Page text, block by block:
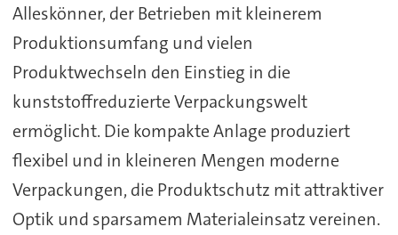
Alleskönner, der Betrieben mit kleinerem
Produktionsumfang und vielen
Produktwechseln den Einstieg in die
kunststoffreduzierte Verpackungswelt
ermöglicht. Die kompakte Anlage produziert
flexibel und in kleineren Mengen moderne
Verpackungen, die Produktschutz mit attraktiver
Optik und sparsamem Materialeinsatz vereinen.